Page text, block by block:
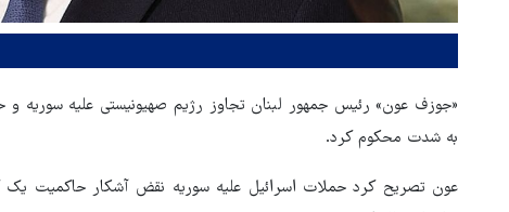
«جوزف عون» رئیس جمهور لبنان تجاوز رژیم صهیونیستی علیه
به شدت محکوم کرد.
عون تصریح کرد حملات اسرائیل علیه سوریه نقض آشکار حاکمیت یک